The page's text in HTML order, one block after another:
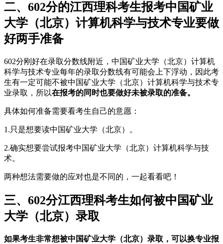
二、602分的江西理科考生报考中国矿业
大学（北京）计算机科学与技术专业要做
好两手准备
602分刚好在录取分数线附近，中国矿业大学（北京）计算机
科学与技术专业每年的录取分数线有可能会上下浮动，因此考
生有一定可能不被中国矿业大学（北京）计算机科学与技术专
业录取，所以在报考的同时也要做好未被录取的准备。
具体如何准备需要看考生自己的意愿：
1.只是想要读中国矿业大学（北京）。
2.确实想要尝试报考中国矿业大学（北京）计算机科学与技
术。
两种想法需要做的应对也是不同的，一起看看吧！
三、602分江西理科考生如何被中国矿业
大学（北京）录取
如果考生非常想被中国矿业大学（北京）录取，可以换专业报